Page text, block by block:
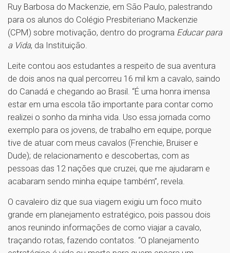
Ruy Barbosa do Mackenzie, em São Paulo, palestrando
para os alunos do Colégio Presbiteriano Mackenzie
(CPM) sobre motivação, dentro do programa Educar para
a Vida, da Instituição.
Leite contou aos estudantes a respeito de sua aventura
de dois anos na qual percorreu 16 mil km a cavalo, saindo
do Canadá e chegando ao Brasil. “É uma honra imensa
estar em uma escola tão importante para contar como
realizei o sonho da minha vida. Uso essa jornada como
exemplo para os jovens, de trabalho em equipe, porque
tive de atuar com meus cavalos (Frenchie, Bruiser e
Dude); de relacionamento e descobertas, com as
pessoas das 12 nações que cruzei, que me ajudaram e
acabaram sendo minha equipe também”, revela.
O cavaleiro diz que sua viagem exigiu um foco muito
grande em planejamento estratégico, pois passou dois
anos reunindo informações de como viajar a cavalo,
traçando rotas, fazendo contatos. “O planejamento